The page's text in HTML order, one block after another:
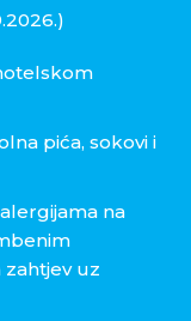
pića, sokovi i
na
uz